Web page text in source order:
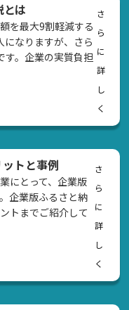
は
を最大9割軽減する
になりますが、さら
す。企業の実質負担
さ
ら
に
詳
し
く
トと事例
にとって、企業版
企業版ふるさと納
トまでご紹介して
さ
ら
に
詳
し
く